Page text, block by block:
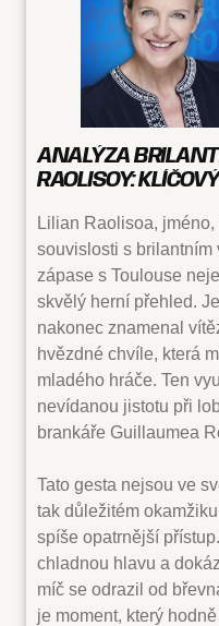
ANALÝZA
RAOLISOY:
Lilian Raolisoa,
souvislosti s brilantním
zápase s Toulouse
skvělý herní přehled.
nakonec znamenal
hvězdné chvíle, která
mladého hráče. Ten
nevídanou jistotu při
brankáře Guillaumea
Tato gesta nejsou ve
tak důležitém
spíše opatrnější
chladnou hlavu a
míč se odrazil od
je moment, který